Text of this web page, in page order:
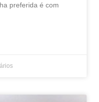
preferida é com